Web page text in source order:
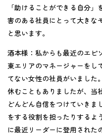
「助けることができる自分
害のある社員にとって大きな
と思います。
酒本様： 私からも最近のエピ
東エリアのマネージャーをし
てない女性の社員がいました
休むこともありましたが、当
どんどん自信をつけていきま
をする役割を担ったりするよ
に最近リーダーに登用された